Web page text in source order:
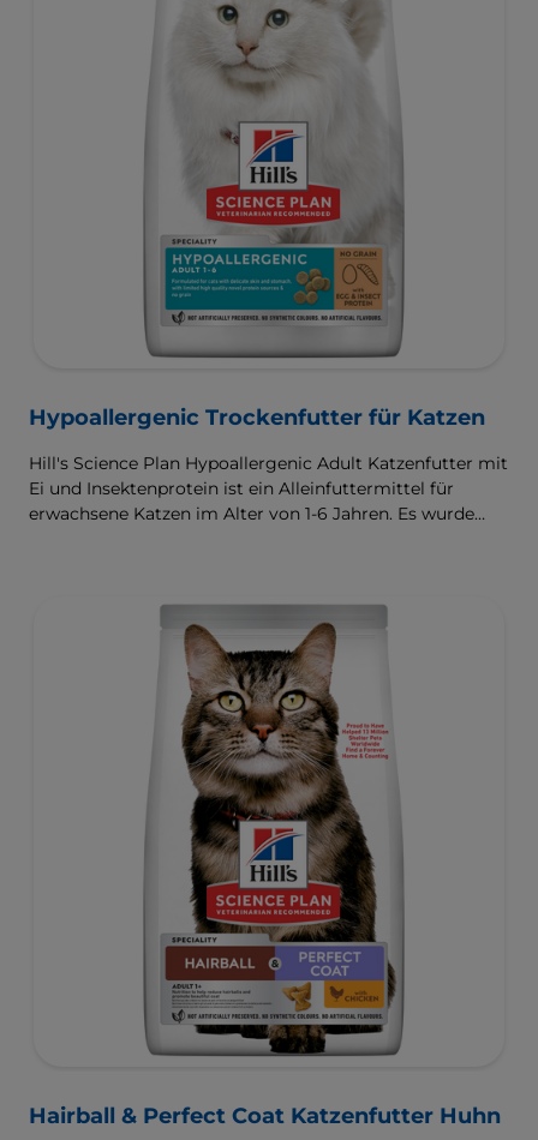
Hypoallergenic Trockenfutter für Katzen
Hill's Science Plan Hypoallergenic Adult Katzenfutter mit
Ei und Insektenprotein ist ein Alleinfuttermittel für
erwachsene Katzen im Alter von 1-6 Jahren. Es wurde
Hairball & Perfect Coat Katzenfutter Huhn